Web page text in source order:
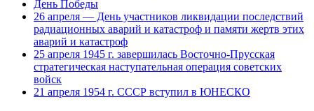
День Победы
26 апреля — День участников ликвидации последствий
радиационных аварий и катастроф и памяти жертв этих
аварий и катастроф
25 апреля 1945 г. завершилась Восточно-Прусская
стратегическая наступательная операция советских
войск
21 апреля 1954 г. СССР вступил в ЮНЕСКО